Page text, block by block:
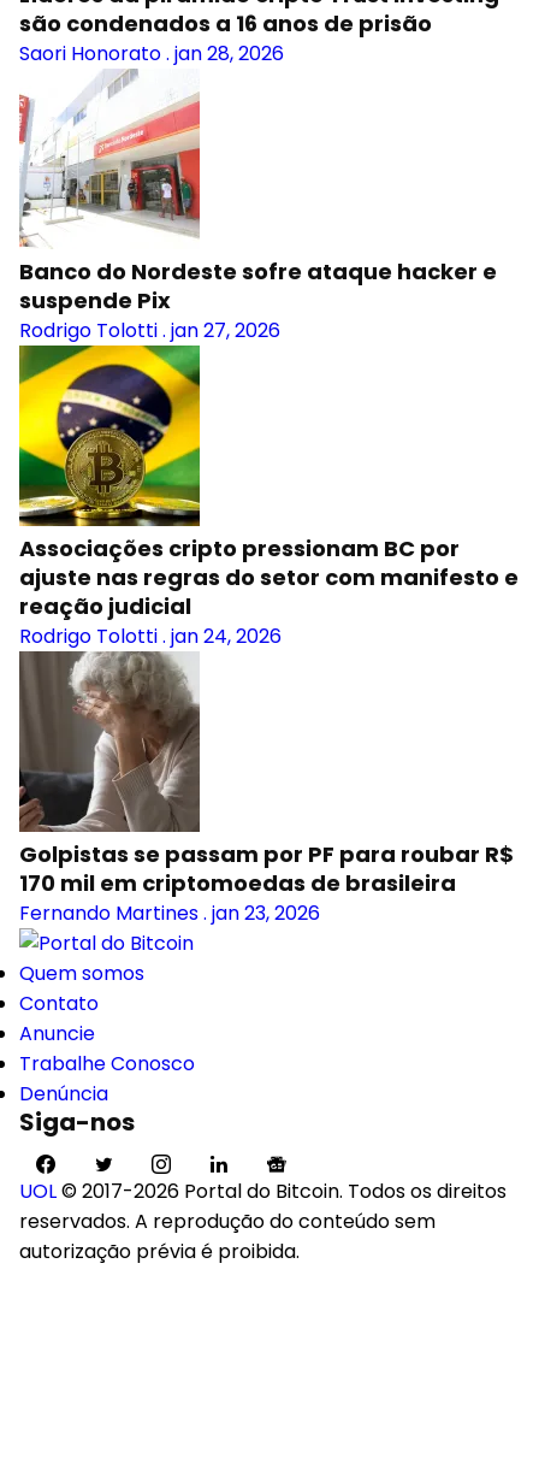
são condenados a 16 anos de prisão
Saori Honorato. jan 28, 2026
Banco do Nordeste sofre ataque hacker e
suspende Pix
Rodrigo Tolotti. jan 27, 2026
Associações cripto pressionam BC por
ajuste nas regras do setor com manifesto e
reação judicial
Rodrigo Tolotti. jan 24, 2026
Golpistas se passam por PF para roubar R$
170 mil em criptomoedas de brasileira
Fernando Martines. jan 23, 2026
Quem somos
Contato
Anuncie
Trabalhe Conosco
Denúncia
Siga-nos
UOL© 2017-2026 Portal do Bitcoin. Todos os direitos
reservados. A reprodução do conteúdo sem
autorização prévia é proibida.